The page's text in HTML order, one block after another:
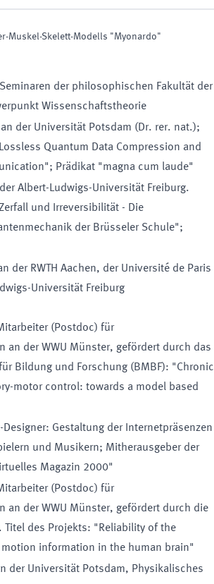
Muskel-Skelett-Modells "Myonardo"
der philosophischen Fakultät der
Wissenschaftstheorie
der Universität Potsdam (Dr. rer. nat.);
Quantum Data Compression and
Prädikat "magna cum laude"
Albert-Ludwigs-Universität Freiburg.
und Irreversibilität - Die
der Brüsseler Schule";
der RWTH Aachen, der Université de Paris
Universität Freiburg
(Postdoc) für
an der WWU Münster, gefördert durch das
Bildung und Forschung (BMBF): "Chronic
motor control: towards a model based
Gestaltung der Internetpräsenzen
und Musikern; Mitherausgeber der
Magazin 2000"
(Postdoc) für
an der WWU Münster, gefördert durch die
Titel des Projekts: "Reliability of the
information in the human brain"
der Universität Potsdam, Physikalisches